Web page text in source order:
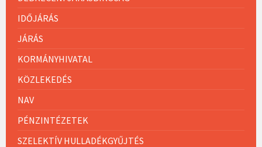
IDŐJÁRÁS
JÁRÁS
KORMÁNYHIVATAL
KÖZLEKEDÉS
NAV
PÉNZINTÉZETEK
SZELEKTÍV HULLADÉKGYŰJTÉS